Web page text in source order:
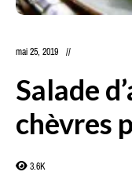
mai 25, 2019
Salade
chèvres
3.6K